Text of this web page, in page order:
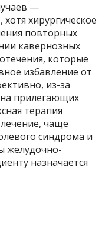
—
хирургическое
повторных
кавернозных
которые
избавление от
из-за
прилегающих
терапия
чаще
синдрома и
желудочно-
назначается